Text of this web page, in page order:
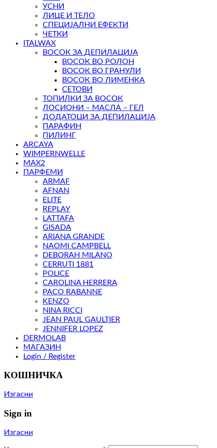
УСНИ
ЛИЦЕ И ТЕЛО
СПЕЦИЈАЛНИ ЕФЕКТИ
ЧЕТКИ
ITALWAX
ВОСОК ЗА ДЕПИЛАЦИЈА
ВОСОК ВО РОЛОН
ВОСОК ВО ГРАНУЛИ
ВОСОК ВО ЛИМЕНКА
СЕТОВИ
ТОПИЛКИ ЗА ВОСОК
ЛОСИОНИ – МАСЛА – ГЕЛ
ДОДАТОЦИ ЗА ДЕПИЛАЦИЈА
ПАРАФИН
ПИЛИНГ
ARCAYA
WIMPERNWELLE
MAX2
ПАРФЕМИ
ARMAF
AFNAN
ELITE
REPLAY
LATTAFA
GISADA
ARIANA GRANDE
NAOMI CAMPBELL
DEBORAH MILANO
CERRUTI 1881
POLICE
CAROLINA HERRERA
PACO RABANNE
KENZO
NINA RICCI
JEAN PAUL GAULTIER
JENNIFER LOPEZ
DERMOLAB
МАГАЗИН
Login / Register
КОШНИЧКА
Изгасни
Sign in
Изгасни